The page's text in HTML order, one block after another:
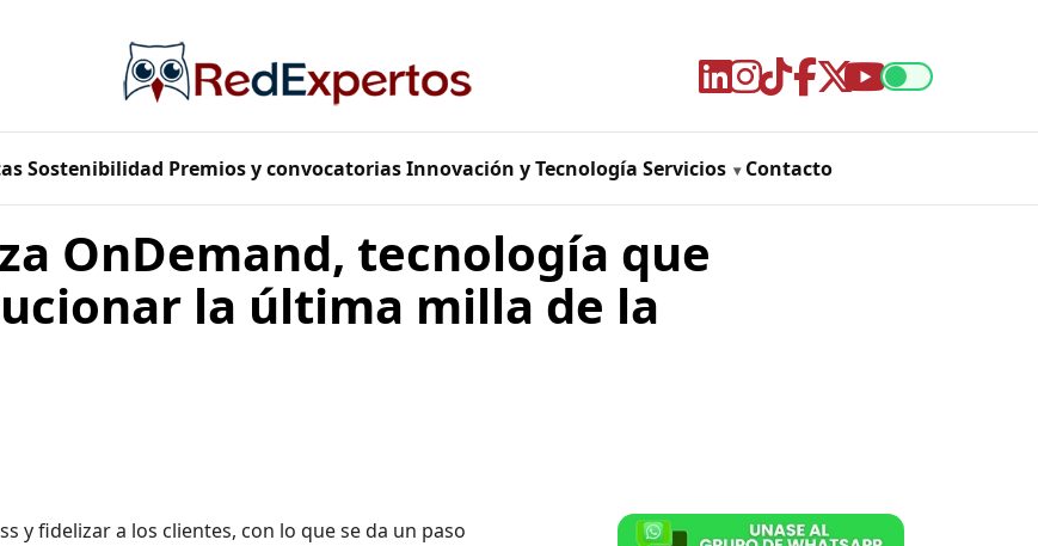
Sostenibilidad Premios y convocatorias Innovación y Tecnología Servicios Contacto
OnDemand, tecnología que
la última milla de la
y fidelizar a los clientes, con lo que se da un paso